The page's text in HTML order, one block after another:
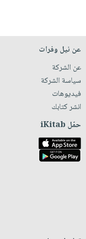
عن نيل وفرات
عن الشركة
سياسة الشركة
فيديوهات
انشر كتابك
حمّل iKitab